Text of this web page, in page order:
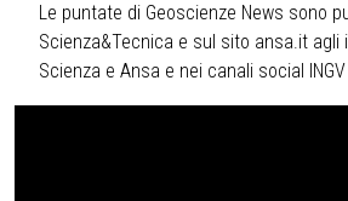
Le puntate di Geoscienze News sono
Scienza&Tecnica e sul sito ansa.it agli
Scienza e Ansa e nei canali social INGV